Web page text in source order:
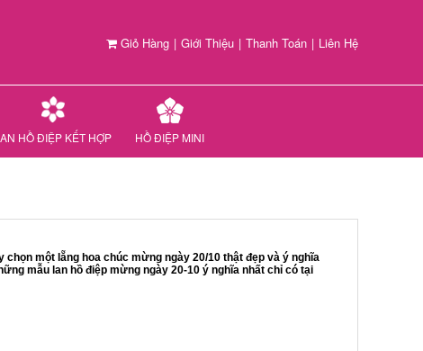
Giỏ Hàng | Giới Thiệu | Thanh Toán | Liên Hệ
HỒ ĐIỆP KẾT HỢP HỒ ĐIỆP MINI
một lẵng hoa chúc mừng ngày 20/10 thật đẹp và ý nghĩa
mẫu lan hồ điệp mừng ngày 20-10 ý nghĩa nhất chỉ có tại